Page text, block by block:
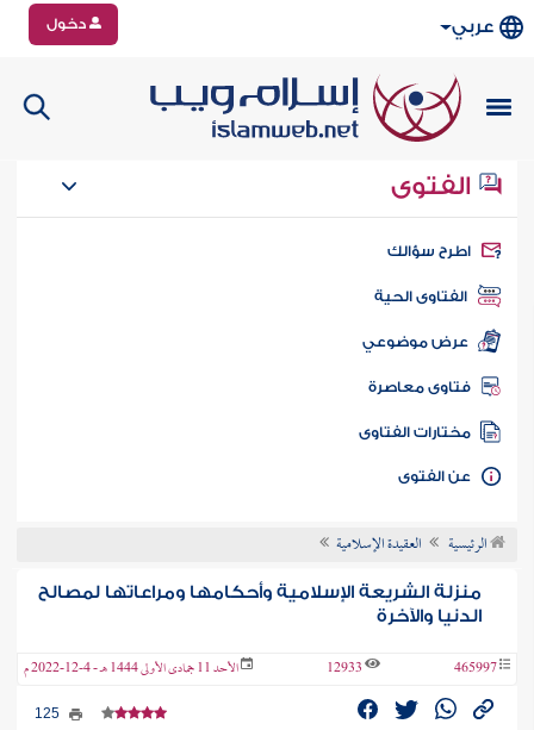
عربي دخول
الفتوى
سؤالك
الفتاوى الحية
عرض موضوعي
فتاوى معاصرة
مختارات الفتاوى
الفتوى
الرئيسية العقيدة الإسلامية
منزلة الشريعة الإسلامية وأحكامها ومراعاتها لمصالح
الدنيا والآخرة
465997
12933 الأحد 11 جمادى الأولى 1444 هـ - 4-12-2022 م